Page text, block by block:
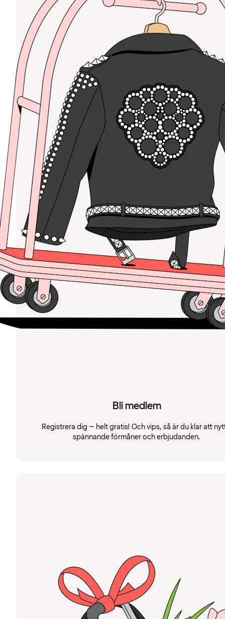
Bli medlem
Registrera dig – helt gratis! Och vips, så är du klar att
spännande förmåner och erbjudanden.